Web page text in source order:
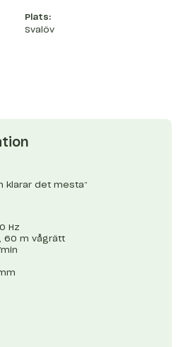
Plats:
Svalöv
klarar det mesta”
Hz
60 m vågrätt